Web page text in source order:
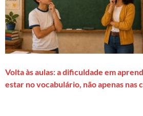
Volta às aulas: a dificuldade em
estar no vocabulário, não apenas nas